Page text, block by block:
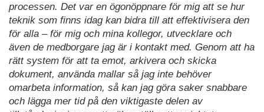
processen. Det var en ögonöppnare för mig att se hur
teknik som finns idag kan bidra till att effektivisera den
för alla – för mig och mina kollegor, utvecklare och
även de medborgare jag är i kontakt med. Genom att ha
rätt system för att ta emot, arkivera och skicka
dokument, använda mallar så jag inte behöver
omarbeta information, så kan jag göra saker snabbare
och lägga mer tid på den viktigaste delen av